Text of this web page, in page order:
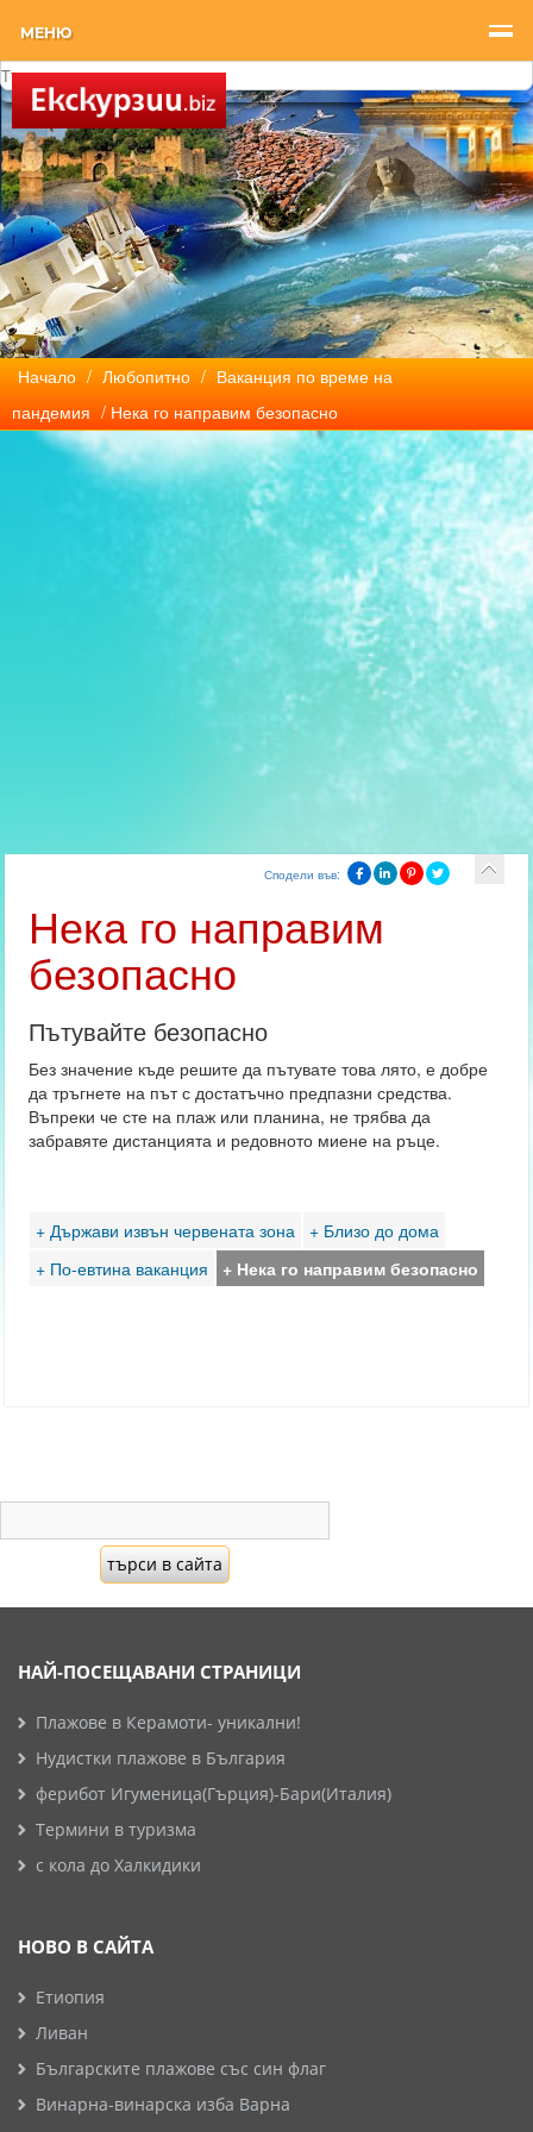
МЕНЮ
Начало / Любопитно / Ваканция по време на
пандемия / Нека го направим безопасно
Сподели във:
Нека го направим
безопасно
Пътувайте безопасно
Без значение къде решите да пътувате това лято, е добре
да тръгнете на път с достатъчно предпазни средства.
Въпреки че сте на плаж или планина, не трябва да
забравяте дистанцията и редовното миене на ръце.
+ Държави извън червената зона
+ Близо до дома
+ По-евтина ваканция
+ Нека го направим безопасно
НАЙ-ПОСЕЩАВАНИ СТРАНИЦИ
Плажове в Керамоти- уникални!
Нудистки плажове в България
ферибот Игуменица(Гърция)-Бари(Италия)
Термини в туризма
с кола до Халкидики
НОВО В САЙТА
Етиопия
Ливан
Българските плажове със син флаг
Винарна-винарска изба Варна